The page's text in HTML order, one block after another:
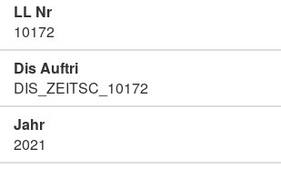
LL Nr
10172
Dis Auftri
DIS_ZEITSC_10172
Jahr
2021